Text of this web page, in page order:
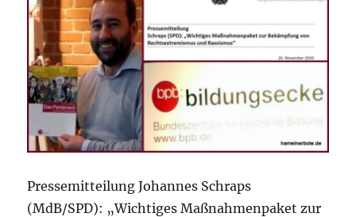
Pressemitteilung Johannes Schraps
(MdB/SPD): „Wichtiges Maßnahmenpaket zur